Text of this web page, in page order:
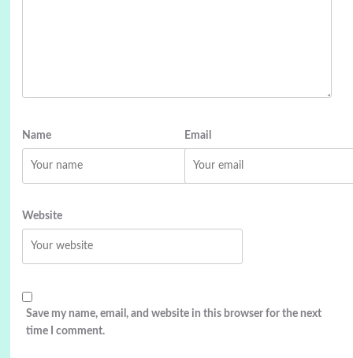
Name Email
Website
Save my name, email, and website in this browser for the next
time I comment.